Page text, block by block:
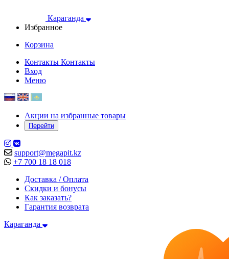
Караганда
Избранное
Корзина
Контакты Контакты
Вход
Меню
Акции на избранные товары
Перейти
support@megapit.kz
+7 700 18 18 018
Доставка / Оплата
Скидки и бонусы
Как заказать?
Гарантия возврата
Караганда